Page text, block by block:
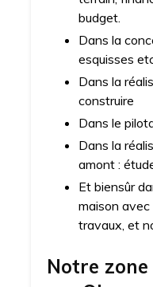
budget.
Dans la
esquisses
Dans la
construire
Dans le
Dans la
amont :
Et biensûr
maison
travaux, et
Notre